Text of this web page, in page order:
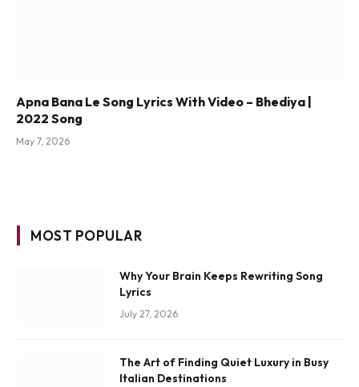
Apna Bana Le Song Lyrics With Video – Bhediya |
2022 Song
May 7, 2026
MOST POPULAR
Why Your Brain Keeps Rewriting Song
Lyrics
July 27, 2026
The Art of Finding Quiet Luxury in Busy
Italian Destinations